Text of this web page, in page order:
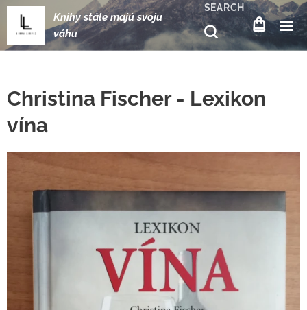
Knihy stále majú svoju
váhu
SEARCH
Christina Fischer - Lexikon
vína